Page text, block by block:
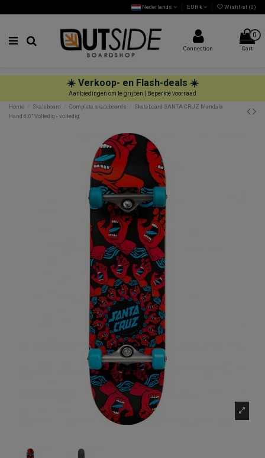
Nederlands EUR € Wishlist (0)
Connection
0
Cart
☀️ Verkoop- en Flash-deals ☀️
Aanbiedingen om te grijpen | Beperkte voorraad
Home
Skateboard Complete skateboards
Skateboard SANTA CRUZ Mandala
Hand 8.0" Volledig - volledig